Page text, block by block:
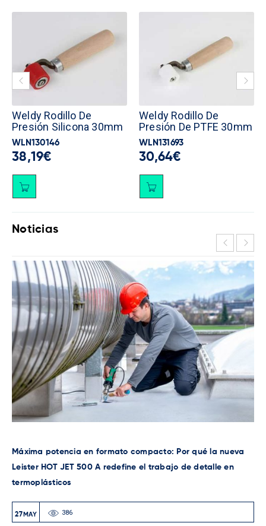
Weldy Rodillo De
Presión Silicona 30mm
WLN130146
38,19€
Weldy Rodillo De
Presión De PTFE 30mm
WLN131693
30,64€
Noticias
¿Qué extrusora Leister elegir para tu taller? Guía técnica
comparativa de soluciones